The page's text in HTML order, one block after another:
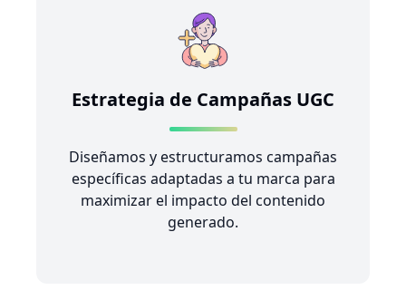
Estrategia de Campañas UGC
Diseñamos y estructuramos campañas
específicas adaptadas a tu marca para
maximizar el impacto del contenido
generado.